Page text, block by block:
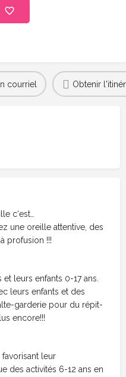
courriel Obtenir
c‘est…
une oreille attentive, des
profusion !!!
leurs enfants 0-17 ans.
leurs enfants et des
garderie pour du répit-
encore!!!
favorisant leur
des activités 6-12 ans en